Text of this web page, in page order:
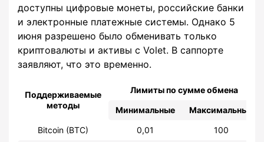
доступны цифровые монеты, российские банки
и электронные платежные системы. Однако 5
июня разрешено было обменивать только
криптовалюты и активы с Volet. В саппорте
заявляют, что это временно.
Поддерживаемые
методы
Лимиты по сумме обмена
Минимальные
Максимальные
Bitcoin (BTC)
0,01
100